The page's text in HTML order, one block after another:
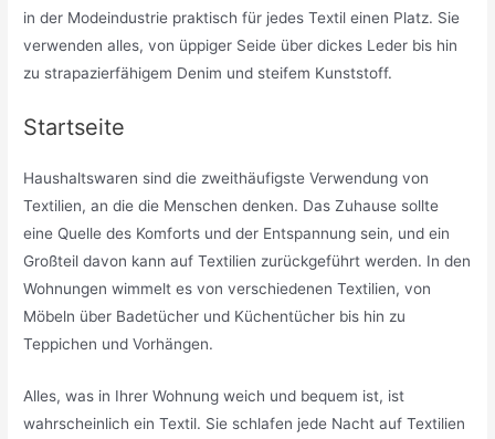
in der Modeindustrie praktisch für jedes Textil einen Platz. Sie
verwenden alles, von üppiger Seide über dickes Leder bis hin
zu strapazierfähigem Denim und steifem Kunststoff.
Startseite
Haushaltswaren sind die zweithäufigste Verwendung von
Textilien, an die die Menschen denken. Das Zuhause sollte
eine Quelle des Komforts und der Entspannung sein, und ein
Großteil davon kann auf Textilien zurückgeführt werden. In den
Wohnungen wimmelt es von verschiedenen Textilien, von
Möbeln über Badetücher und Küchentücher bis hin zu
Teppichen und Vorhängen.
Alles, was in Ihrer Wohnung weich und bequem ist, ist
wahrscheinlich ein Textil. Sie schlafen jede Nacht auf Textilien